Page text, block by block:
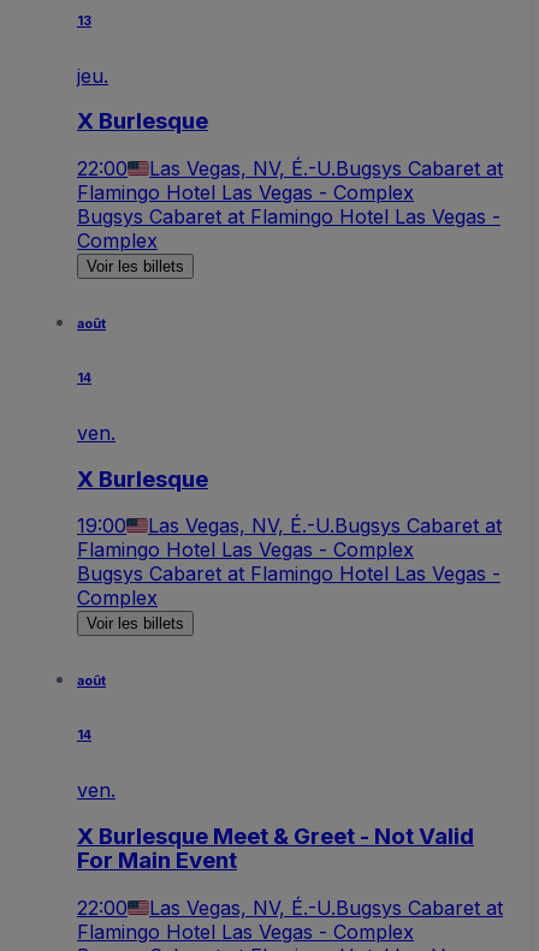
13
jeu.
X Burlesque
22:00 Las Vegas, NV, É.-U.Bugsys Cabaret at
Flamingo Hotel Las Vegas - Complex
Bugsys Cabaret at Flamingo Hotel Las Vegas -
Complex
Voir les billets
août
14
ven.
X Burlesque
19:00 Las Vegas, NV, É.-U.Bugsys Cabaret at
Flamingo Hotel Las Vegas - Complex
Bugsys Cabaret at Flamingo Hotel Las Vegas -
Complex
Voir les billets
août
14
ven.
X Burlesque Meet & Greet - Not Valid
For Main Event
22:00 Las Vegas, NV, É.-U.Bugsys Cabaret at
Flamingo Hotel Las Vegas - Complex